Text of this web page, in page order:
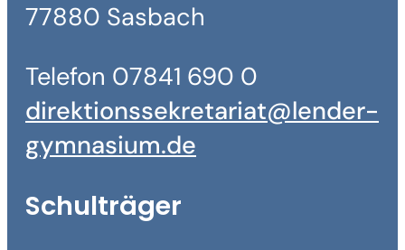
77880 Sasbach
Telefon 07841 690 0
direktionssekretariat@lender-
gymnasium.de
Schulträger